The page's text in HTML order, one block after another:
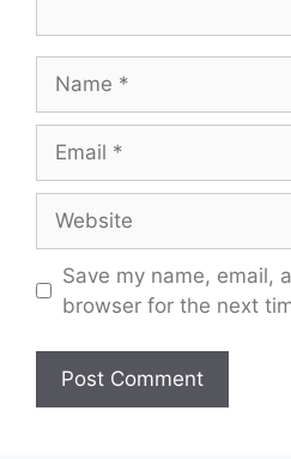
Save my name, email,
browser for the next